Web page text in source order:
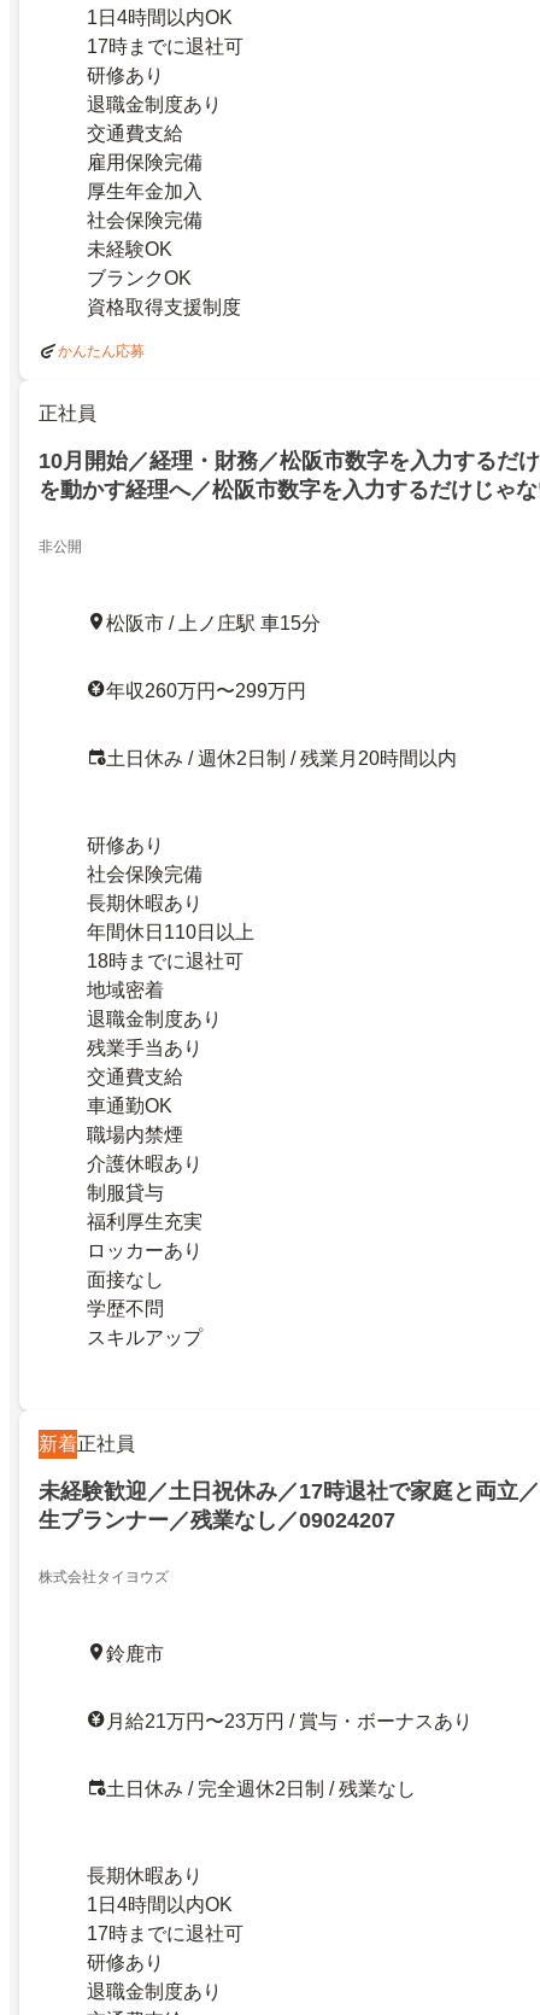
1日4時間以内OK
17時までに退社可
研修あり
退職金制度あり
交通費支給
雇用保険完備
厚生年金加入
社会保険完備
未経験OK
ブランクOK
資格取得支援制度
かんたん応募
正社員
10月開始／経理・財務／松阪市数字を入力するだ
を動かす経理へ／松阪市数字を入力するだけじゃ
非公開
松阪市 / 上ノ庄駅 車15分
年収260万円〜299万円
土日休み / 週休2日制 / 残業月20時間以内
研修あり
社会保険完備
長期休暇あり
年間休日110日以上
18時までに退社可
地域密着
退職金制度あり
残業手当あり
交通費支給
車通勤OK
職場内禁煙
介護休暇あり
制服貸与
福利厚生充実
ロッカーあり
面接なし
学歴不問
スキルアップ
新着正社員
未経験歓迎／土日祝休み／17時退社で家庭と両立
生プランナー／残業なし／09024207
株式会社タイヨウズ
鈴鹿市
月給21万円〜23万円 / 賞与・ボーナスあり
土日休み / 完全週休2日制 / 残業なし
長期休暇あり
1日4時間以内OK
17時までに退社可
研修あり
退職金制度あり